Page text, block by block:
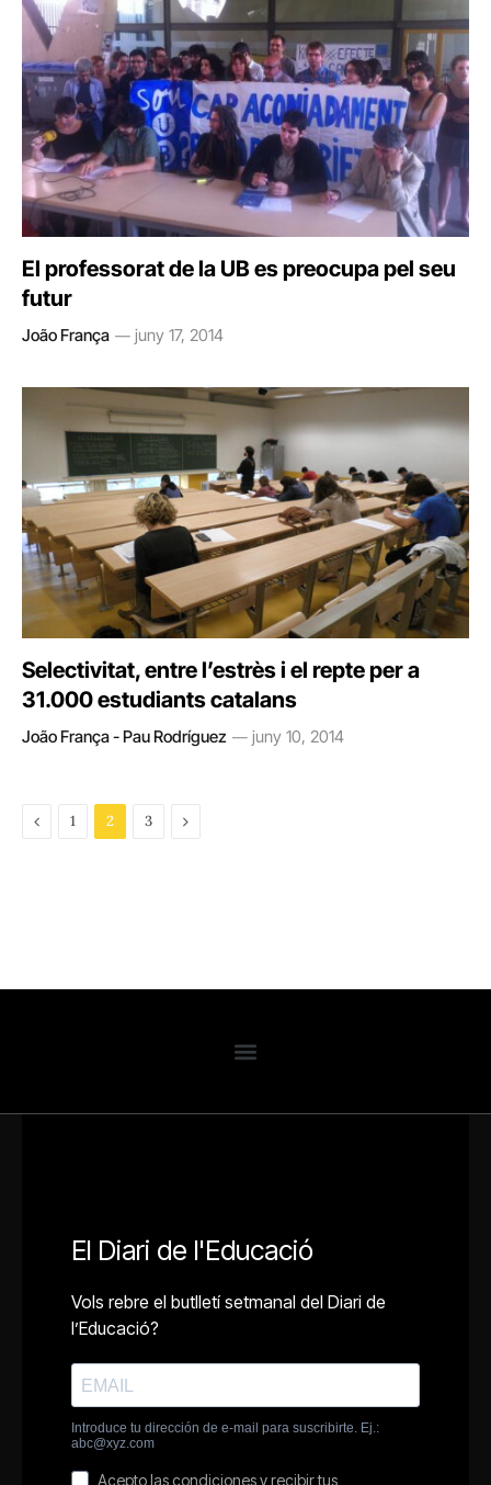
El professorat de la UB es preocupa pel seu
futur
João França juny 17, 2014
Selectivitat, entre l’estrès i el repte per a
31.000 estudiants catalans
João França - Pau Rodríguez juny 10, 2014
Previous
1 2 3 Next